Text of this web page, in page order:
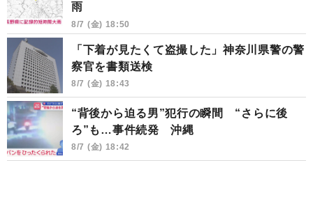
雨
8/7 (金) 18:50
「下着が見たくて盗撮した」神奈川県警の警
察官を書類送検
8/7 (金) 18:43
“背後から迫る男”犯行の瞬間 “さらに後
ろ”も…事件続発 沖縄
8/7 (金) 18:42